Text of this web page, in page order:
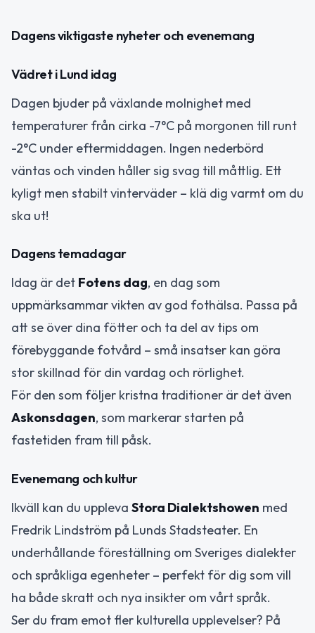
Dagens viktigaste nyheter och evenemang
Vädret i Lund idag
Dagen bjuder på växlande molnighet med
temperaturer från cirka -7°C på morgonen till runt
-2°C under eftermiddagen. Ingen nederbörd
väntas och vinden håller sig svag till måttlig. Ett
kyligt men stabilt vinterväder – klä dig varmt om du
ska ut!
Dagens temadagar
Idag är det Fotens dag, en dag som
uppmärksammar vikten av god fothälsa. Passa på
att se över dina fötter och ta del av tips om
förebyggande fotvård – små insatser kan göra
stor skillnad för din vardag och rörlighet.
För den som följer kristna traditioner är det även
Askonsdagen, som markerar starten på
fastetiden fram till påsk.
Evenemang och kultur
Ikväll kan du uppleva Stora Dialektshowen med
Fredrik Lindström på Lunds Stadsteater. En
underhållande föreställning om Sveriges dialekter
och språkliga egenheter – perfekt för dig som vill
ha både skratt och nya insikter om vårt språk.
Ser du fram emot fler kulturella upplevelser? På